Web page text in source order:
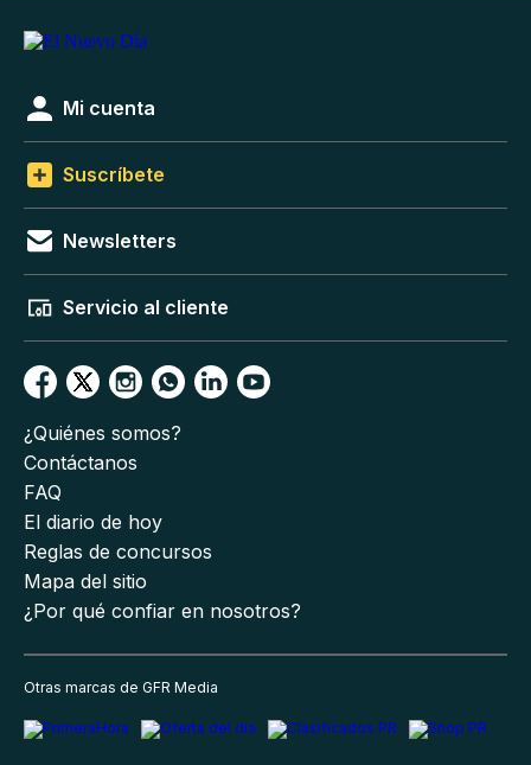
Mi cuenta
Suscríbete
Newsletters
Servicio al cliente
¿Quiénes somos?
Contáctanos
FAQ
El diario de hoy
Reglas de concursos
Mapa del sitio
¿Por qué confiar en nosotros?
Otras marcas de GFR Media